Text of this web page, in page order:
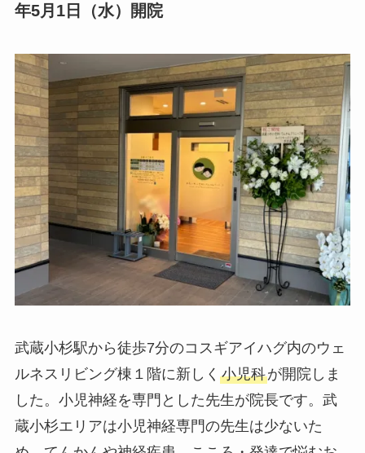
年5月1日（水）開院
武蔵小杉駅から徒歩7分のコスギアイハグ内のウェ
ルネスリビング棟１階に新しく 小児科が開院しま
した。小児神経を専門とした先生が院長です。武
蔵小杉エリアは小児神経専門の先生は少ないた